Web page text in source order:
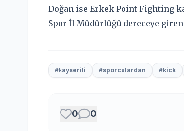
Doğan ise Erkek Point Fighting
Spor İl Müdürlüğü dereceye
#kayserili #sporculardan #kick
0 0